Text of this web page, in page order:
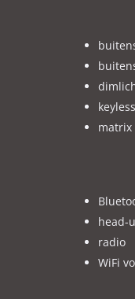
matrix
head-
radio
WiFi